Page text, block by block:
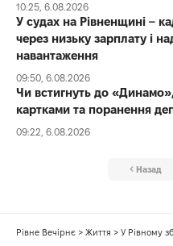
10:25, 6.08.2026
У судах на Рівненщині –
через низьку зарплату і
навантаження
09:50, 6.08.2026
Чи встигнуть до «Динамо»,
картками та поранення
09:22, 6.08.2026
Назад
Рівне Вечірнє > Життя > У Рівному